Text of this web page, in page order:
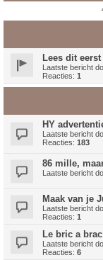
Lees dit eerst
Laatste bericht
Reacties: 1
HY
Laatste bericht
Reacties: 183
86 mille,
Laatste bericht
Maak van je
Laatste bericht
Reacties: 1
Le bric a brac
Laatste bericht
Reacties: 6